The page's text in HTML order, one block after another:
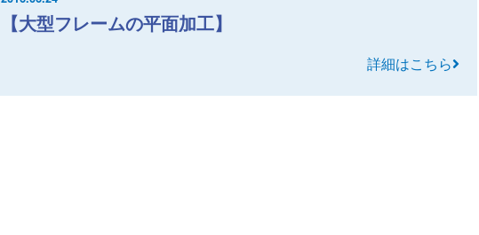
【大型フレームの平面加工】
詳細はこちら